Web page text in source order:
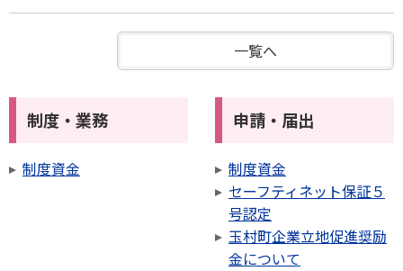
一覧へ
制度・業務
制度資金
申請・届出
制度資金
セーフティネット保証５
号認定
玉村町企業立地促進奨励
金について